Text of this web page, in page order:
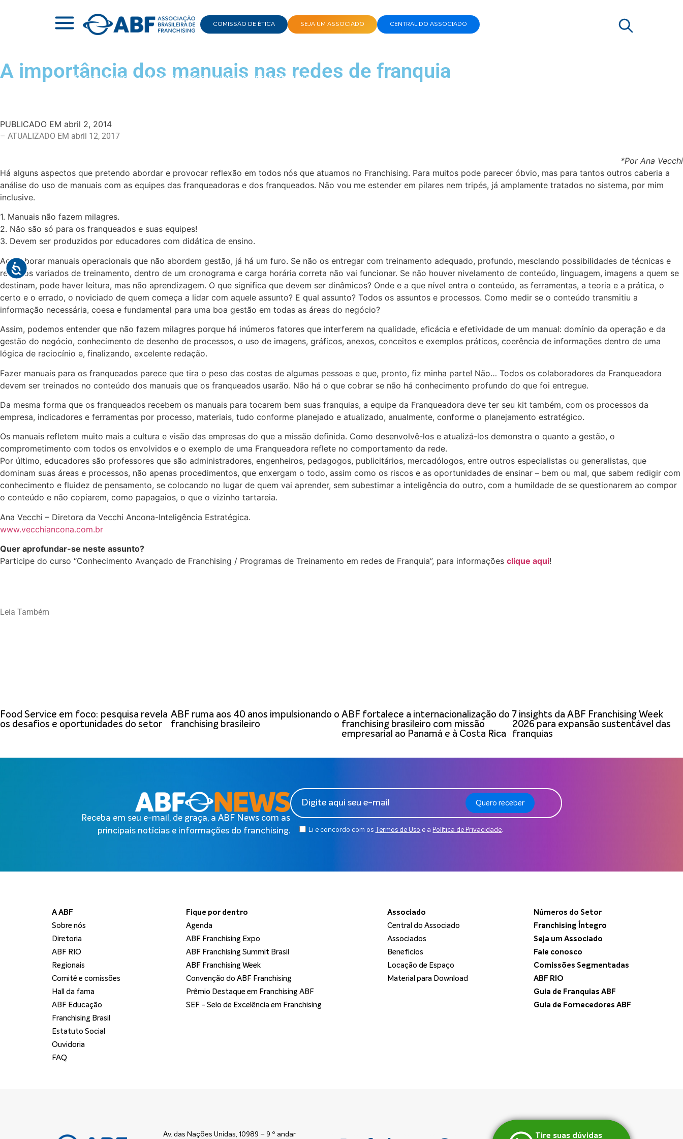
COMISSÃO DE ÉTICA SEJA UM ASSOCIADO CENTRAL DO ASSOCIADO
| NÃO CATEGORIZADO | A IMPORTÂNCIA DOS MANUAIS NAS REDES DE FRANQUIA
A importância dos manuais nas redes de franquia
PUBLICADO EM abril 2, 2014
– ATUALIZADO EM abril 12, 2017
*Por Ana Vecchi
Há alguns aspectos que pretendo abordar e provocar reflexão em todos nós que atuamos no Franchising. Para muitos pode parecer óbvio, mas para tantos outros caberia a
análise do uso de manuais com as equipes das franqueadoras e dos franqueados. Não vou me estender em pilares nem tripés, já amplamente tratados no sistema, por mim
inclusive.
1. Manuais não fazem milagres.
2. Não são só para os franqueados e suas equipes!
3. Devem ser produzidos por educadores com didática de ensino.
Ao elaborar manuais operacionais que não abordem gestão, já há um furo. Se não os entregar com treinamento adequado, profundo, mesclando possibilidades de técnicas e
recursos variados de treinamento, dentro de um cronograma e carga horária correta não vai funcionar. Se não houver nivelamento de conteúdo, linguagem, imagens a quem se
destinam, pode haver leitura, mas não aprendizagem. O que significa que devem ser dinâmicos? Onde e a que nível entra o conteúdo, as ferramentas, a teoria e a prática, o
certo e o errado, o noviciado de quem começa a lidar com aquele assunto? E qual assunto? Todos os assuntos e processos. Como medir se o conteúdo transmitiu a
informação necessária, coesa e fundamental para uma boa gestão em todas as áreas do negócio?
Assim, podemos entender que não fazem milagres porque há inúmeros fatores que interferem na qualidade, eficácia e efetividade de um manual: domínio da operação e da
gestão do negócio, conhecimento de desenho de processos, o uso de imagens, gráficos, anexos, conceitos e exemplos práticos, coerência de informações dentro de uma
lógica de raciocínio e, finalizando, excelente redação.
Fazer manuais para os franqueados parece que tira o peso das costas de algumas pessoas e que, pronto, fiz minha parte! Não… Todos os colaboradores da Franqueadora
devem ser treinados no conteúdo dos manuais que os franqueados usarão. Não há o que cobrar se não há conhecimento profundo do que foi entregue.
Da mesma forma que os franqueados recebem os manuais para tocarem bem suas franquias, a equipe da Franqueadora deve ter seu kit também, com os processos da
empresa, indicadores e ferramentas por processo, materiais, tudo conforme planejado e atualizado, anualmente, conforme o planejamento estratégico.
Os manuais refletem muito mais a cultura e visão das empresas do que a missão definida. Como desenvolvê-los e atualizá-los demonstra o quanto a gestão, o
comprometimento com todos os envolvidos e o exemplo de uma Franqueadora reflete no comportamento da rede.
Por último, educadores são professores que são administradores, engenheiros, pedagogos, publicitários, mercadólogos, entre outros especialistas ou generalistas, que
dominam suas áreas e processos, não apenas procedimentos, que enxergam o todo, assim como os riscos e as oportunidades de ensinar – bem ou mal, que sabem redigir com
conhecimento e fluidez de pensamento, se colocando no lugar de quem vai aprender, sem subestimar a inteligência do outro, com a humildade de se questionarem ao compor
o conteúdo e não copiarem, como papagaios, o que o vizinho tartareia.
Ana Vecchi – Diretora da Vecchi Ancona-Inteligência Estratégica.
www.vecchiancona.com.br
Quer aprofundar-se neste assunto?
Participe do curso “Conhecimento Avançado de Franchising / Programas de Treinamento em redes de Franquia”, para informações clique aqui!
Leia Também
Food Service em foco: pesquisa revela
os desafios e oportunidades do setor
ABF ruma aos 40 anos impulsionando o
franchising brasileiro
ABF fortalece a internacionalização do
franchising brasileiro com missão
empresarial ao Panamá e à Costa Rica
7 insights da ABF Franchising Week
2026 para expansão sustentável das
franquias
Receba em seu e-mail, de graça, a ABF News com as
principais notícias e informações do franchising.
Li e concordo com os Termos de Uso e a Política de Privacidade.
Quero receber
A ABF
Sobre nós
Diretoria
ABF RIO
Regionais
Comitê e comissões
Hall da fama
ABF Educação
Franchising Brasil
Estatuto Social
Ouvidoria
FAQ
Fique por dentro
Agenda
ABF Franchising Expo
ABF Franchising Summit Brasil
ABF Franchising Week
Convenção do ABF Franchising
Prêmio Destaque em Franchising ABF
SEF - Selo de Excelência em Franchising
Associado
Central do Associado
Associados
Beneficios
Locação de Espaço
Material para Download
Números do Setor
Franchising Íntegro
Seja um Associado
Fale conosco
Comissões Segmentadas
ABF RIO
Guia de Franquias ABF
Guia de Fornecedores ABF
Av. das Nações Unidas, 10989 – 9 º andar Tire suas dúvidas